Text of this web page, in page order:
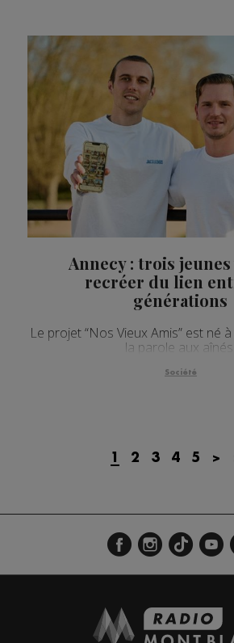
Annecy : trois
recréer du lien
générations
Le projet “Nos Vieux Amis” est né
la parole aux aînés.
Société
1 2 3 4 5 >